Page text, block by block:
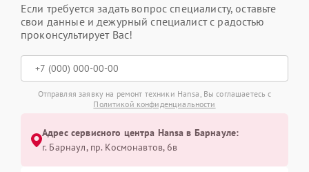
Если требуется задать вопрос специалисту, оставьте
свои данные и дежурный специалист с радостью
проконсультирует Вас!
Отправляя заявку на ремонт техники Hansa, Вы соглашаетесь с
Политикой конфиденциальности
Адрес сервисного центра Hansa в Барнауле:
г. Барнаул, ​пр. Космонавтов, 6в